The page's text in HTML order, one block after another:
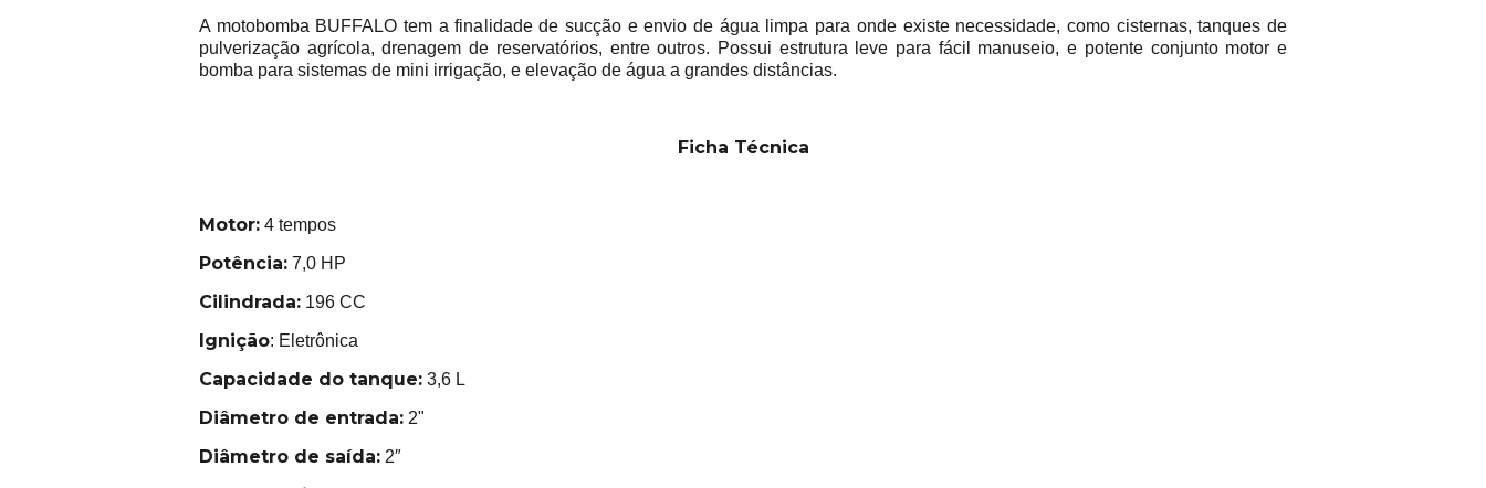
A motobomba BUFFALO tem a finalidade de sucção e envio de água limpa para onde existe necessidade, como cisternas, tanques de
pulverização agrícola, drenagem de reservatórios, entre outros. Possui estrutura leve para fácil manuseio, e potente conjunto motor e
bomba para sistemas de mini irrigação, e elevação de água a grandes distâncias.
Ficha Técnica
Motor: 4 tempos
Potência: 7,0 HP
Cilindrada: 196 CC
Ignição: Eletrônica
Capacidade do tanque: 3,6 L
Diâmetro de entrada: 2"
Diâmetro de saída: 2″